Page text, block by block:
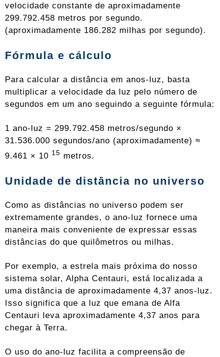
velocidade constante de aproximadamente
299.792.458 metros por segundo.
(aproximadamente 186.282 milhas por segundo).
Fórmula e cálculo
Para calcular a distância em anos-luz, basta
multiplicar a velocidade da luz pelo número de
segundos em um ano seguindo a seguinte fórmula:
1 ano-luz = 299.792.458 metros/segundo ×
31.536.000 segundos/ano (aproximadamente) ≈
9.461 × 10 15 metros.
Unidade de distância no universo
Como as distâncias no universo podem ser
extremamente grandes, o ano-luz fornece uma
maneira mais conveniente de expressar essas
distâncias do que quilômetros ou milhas.
Por exemplo, a estrela mais próxima do nosso
sistema solar, Alpha Centauri, está localizada a
uma distância de aproximadamente 4,37 anos-luz.
Isso significa que a luz que emana de Alfa
Centauri leva aproximadamente 4,37 anos para
chegar à Terra.
O uso do ano-luz facilita a compreensão de